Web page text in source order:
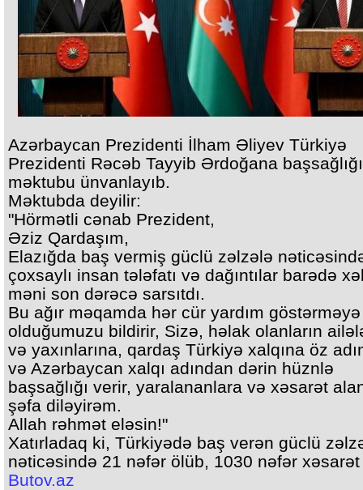
Azərbaycan Prezidenti İlham Əliyev Türkiyə
Prezidenti Rəcəb Tayyib Ərdoğana başsağlığı
məktubu ünvanlayıb.
Məktubda deyilir:
"Hörmətli cənab Prezident,
Əziz Qardaşım,
Elazığda baş vermiş güclü zəlzələ
çoxsaylı insan tələfatı və dağıntılar barədə
məni son dərəcə sarsıtdı.
Bu ağır məqamda hər cür yardım göstərməyə
olduğumuzu bildirir, Sizə, həlak olanların
və yaxınlarına, qardaş Türkiyə xalqına öz
və Azərbaycan xalqı adından dərin hüznlə
başsağlığı verir, yaralananlara və xəsarət
şəfa diləyirəm.
Allah rəhmət eləsin!"
Xatırladaq ki, Türkiyədə baş verən güclü
nəticəsində 21 nəfər ölüb, 1030 nəfər xəsarət
Butov.az